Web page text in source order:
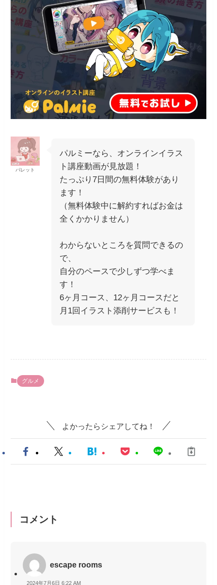
パレット
パルミーなら、オンラインイラス
ト講座動画が見放題！
たっぷり7日間の無料体験があり
ます！
（無料体験中に解約すればお金は
全くかかりません）
わからないところを質問できるの
で、
自分のペースで少しずつ学べま
す！
6ヶ月コース、12ヶ月コースだと
月1回イラスト添削サービスも！
グルメ
よかったらシェアしてね！
コメント
escape rooms
2024年7月6日 6:22 AM